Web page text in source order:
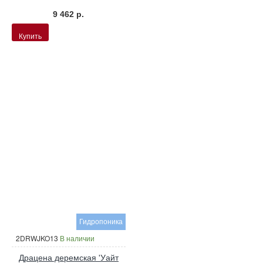
9 462 р.
Купить
Гидропоника
2DRWJKO13 В наличии
Драцена деремская 'Уайт